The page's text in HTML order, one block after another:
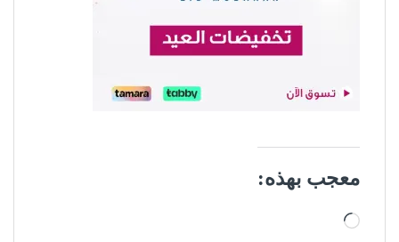
معجب بهذه:
جاري التحميل…